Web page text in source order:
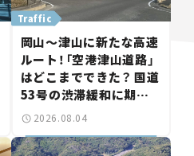
岡山～津山に新たな高速
ルート！「空港津山道路」
はどこまでできた？ 国道
53号の渋滞緩和に期待。
岡山市側でも動きが【い
Traffic
2026.08.04